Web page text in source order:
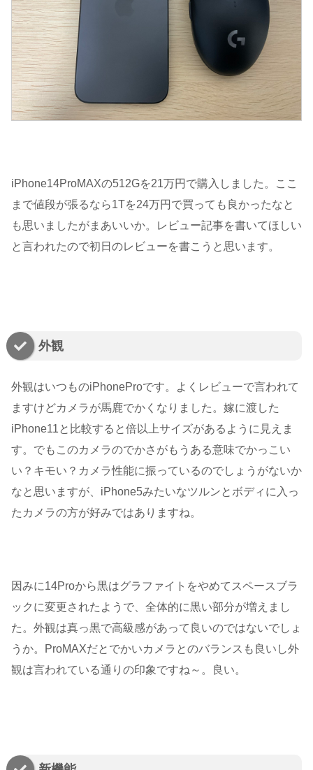
iPhone14ProMAXの512Gを21万円で購入しました。ここ
まで値段が張るなら1Tを24万円で買っても良かったなと
も思いましたがまあいいか。レビュー記事を書いてほしい
と言われたので初日のレビューを書こうと思います。
外観
外観はいつものiPhoneProです。よくレビューで言われて
ますけどカメラが馬鹿でかくなりました。嫁に渡した
iPhone11と比較すると倍以上サイズがあるように見えま
す。でもこのカメラのでかさがもうある意味でかっこい
い？キモい？カメラ性能に振っているのでしょうがないか
なと思いますが、iPhone5みたいなツルンとボディに入っ
たカメラの方が好みではありますね。
因みに14Proから黒はグラファイトをやめてスペースブラ
ックに変更されたようで、全体的に黒い部分が増えまし
た。外観は真っ黒で高級感があって良いのではないでしょ
うか。ProMAXだとでかいカメラとのバランスも良いし外
観は言われている通りの印象ですね～。良い。